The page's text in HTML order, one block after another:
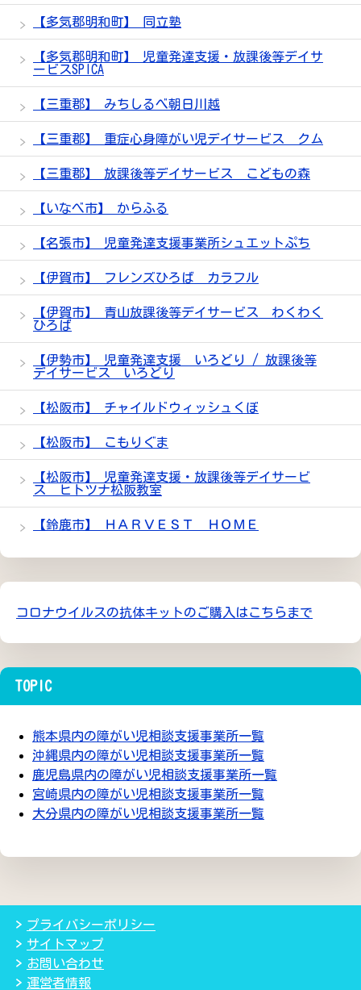
【多気郡明和町】 同立塾
【多気郡明和町】 児童発達支援・放課後等デイサ
ービスSPICA
【三重郡】 みちしるべ朝日川越
【三重郡】 重症心身障がい児デイサービス クム
【三重郡】 放課後等デイサービス こどもの森
【いなべ市】 からふる
【名張市】 児童発達支援事業所シュエットぷち
【伊賀市】 フレンズひろば カラフル
【伊賀市】 青山放課後等デイサービス わくわく
ひろば
【伊勢市】 児童発達支援 いろどり / 放課後等
デイサービス いろどり
【松阪市】 チャイルドウィッシュくぼ
【松阪市】 こもりぐま
【松阪市】 児童発達支援・放課後等デイサービ
ス ヒトツナ松阪教室
【鈴鹿市】 ＨＡＲＶＥＳＴ ＨＯＭＥ
コロナウイルスの抗体キットのご購入はこちらまで
TOPIC
熊本県内の障がい児相談支援事業所一覧
沖縄県内の障がい児相談支援事業所一覧
鹿児島県内の障がい児相談支援事業所一覧
宮崎県内の障がい児相談支援事業所一覧
大分県内の障がい児相談支援事業所一覧
プライバシーポリシー
サイトマップ
お問い合わせ
運営者情報